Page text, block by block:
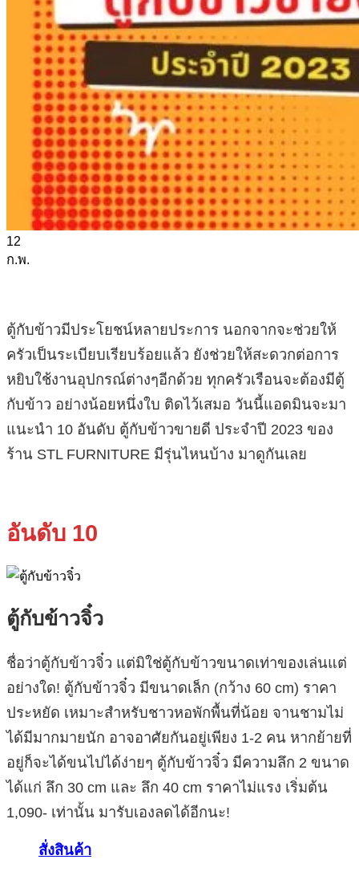
12
ก.พ.
ตู้กับข้าวมีประโยชน์หลายประการ นอกจากจะช่วยให้
ครัวเป็นระเบียบเรียบร้อยแล้ว ยังช่วยให้สะดวกต่อการ
หยิบใช้งานอุปกรณ์ต่างๆอีกด้วย ทุกครัวเรือนจะต้องมีตู้
กับข้าว อย่างน้อยหนึ่งใบ ติดไว้เสมอ วันนี้แอดมินจะมา
แนะนำ 10 อันดับ ตู้กับข้าวขายดี ประจำปี 2023 ของ
ร้าน STL FURNITURE มีรุ่นไหนบ้าง มาดูกันเลย
อันดับ 10
ตู้กับข้าวจิ๋ว
ชื่อว่าตู้กับข้าวจิ๋ว แต่มิใช่ตู้กับข้าวขนาดเท่าของเล่นแต่
อย่างใด! ตู้กับข้าวจิ๋ว มีขนาดเล็ก (กว้าง 60 cm) ราคา
ประหยัด เหมาะสำหรับชาวหอพักพื้นที่น้อย จานชามไม่
ได้มีมากมายนัก อาจอาศัยกันอยู่เพียง 1-2 คน หากย้ายที่
อยู่ก็จะได้ขนไปได้ง่ายๆ ตู้กับข้าวจิ๋ว มีความลึก 2 ขนาด
ได้แก่ ลึก 30 cm และ ลึก 40 cm ราคาไม่แรง เริ่มต้น
1,090- เท่านั้น มารับเองลดได้อีกนะ!
สั่งสินค้า